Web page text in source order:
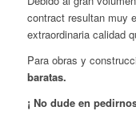
contract resultan muy
extraordinaria calidad
Para obras y
baratas.
¡ No dude en